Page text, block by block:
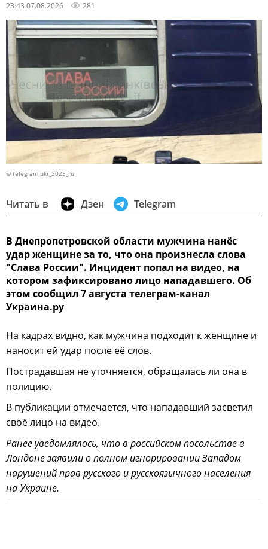
23:43 07.08.2026 281
© telegram ukr_2025_ru
Читать в Дзен Telegram
В Днепропетровской области мужчина нанёс
удар женщине за то, что она произнесла слова
"Слава России". Инцидент попал на видео, на
котором зафиксировано лицо нападавшего. Об
этом сообщил 7 августа телеграм-канал
Украина.ру
На кадрах видно, как мужчина подходит к женщине и
наносит ей удар после её слов.
Пострадавшая не уточняется, обращалась ли она в
полицию.
В публикации отмечается, что нападавший засветил
своё лицо на видео.
Ранее уведомлялось, что в российском посольстве в
Лондоне заявили о полном игнорировании Западом
нарушений прав русского и русскоязычного населения
на Украине.